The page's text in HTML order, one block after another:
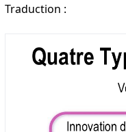
Traduction :